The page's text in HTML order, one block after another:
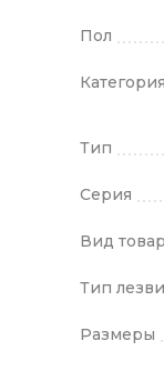
нанесет
Пол
Категория
Тип
Серия
Вид
Тип
Размеры